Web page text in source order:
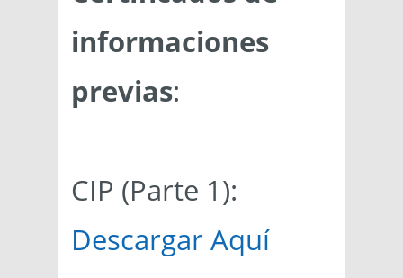
informaciones
previas:
CIP (Parte 1):
Descargar Aquí